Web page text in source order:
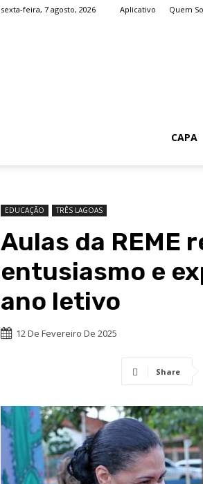
sexta-feira, 7 agosto, 2026 Aplicativo Quem
CAPA
EDUCAÇÃO TRÊS LAGOAS
Aulas da REME
entusiasmo e
ano letivo
12 De Fevereiro De 2025
Share